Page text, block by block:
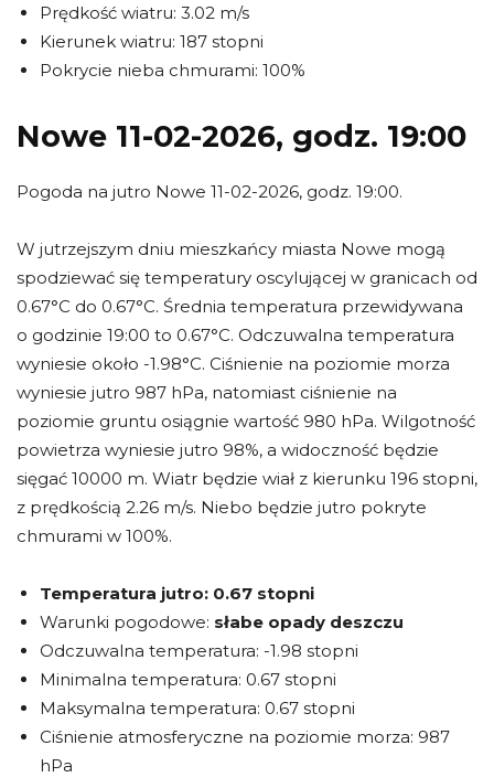
Prędkość wiatru: 3.02 m/s
Kierunek wiatru: 187 stopni
Pokrycie nieba chmurami: 100%
Nowe 11-02-2026, godz. 19:00
Pogoda na jutro Nowe 11-02-2026, godz. 19:00.
W jutrzejszym dniu mieszkańcy miasta Nowe mogą
spodziewać się temperatury oscylującej w granicach od
0.67°C do 0.67°C. Średnia temperatura przewidywana
o godzinie 19:00 to 0.67°C. Odczuwalna temperatura
wyniesie około -1.98°C. Ciśnienie na poziomie morza
wyniesie jutro 987 hPa, natomiast ciśnienie na
poziomie gruntu osiągnie wartość 980 hPa. Wilgotność
powietrza wyniesie jutro 98%, a widoczność będzie
sięgać 10000 m. Wiatr będzie wiał z kierunku 196 stopni,
z prędkością 2.26 m/s. Niebo będzie jutro pokryte
chmurami w 100%.
Temperatura jutro: 0.67 stopni
Warunki pogodowe: słabe opady deszczu
Odczuwalna temperatura: -1.98 stopni
Minimalna temperatura: 0.67 stopni
Maksymalna temperatura: 0.67 stopni
Ciśnienie atmosferyczne na poziomie morza: 987
hPa